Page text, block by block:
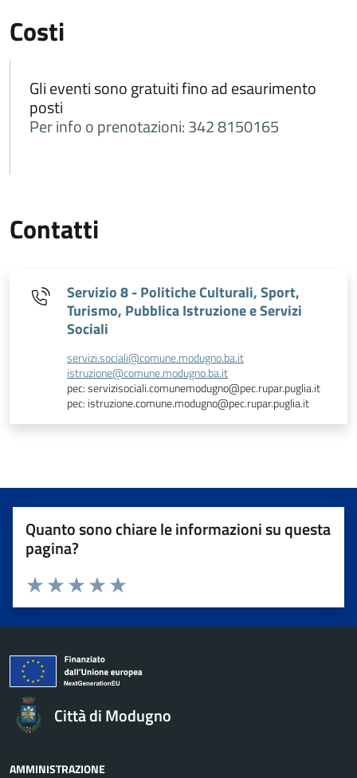
Costi
Gli eventi sono gratuiti fino ad esaurimento
posti
Per info o prenotazioni: 342 8150165
Contatti
Servizio 8 - Politiche Culturali, Sport,
Turismo, Pubblica Istruzione e Servizi
Sociali
servizi.sociali@comune.modugno.ba.it
istruzione@comune.modugno.ba.it
pec: servizisociali.comunemodugno@pec.rupar.puglia.it
pec: istruzione.comune.modugno@pec.rupar.puglia.it
Quanto sono chiare le informazioni su questa
pagina?
Valuta da 1 a 5 stelle la pagina
Valuta 5 stelle su 5
Valuta 4 stelle su 5
Valuta 3 stelle su 5
Valuta 2 stelle su 5
Valuta 1 stelle su 5
Città di Modugno
AMMINISTRAZIONE